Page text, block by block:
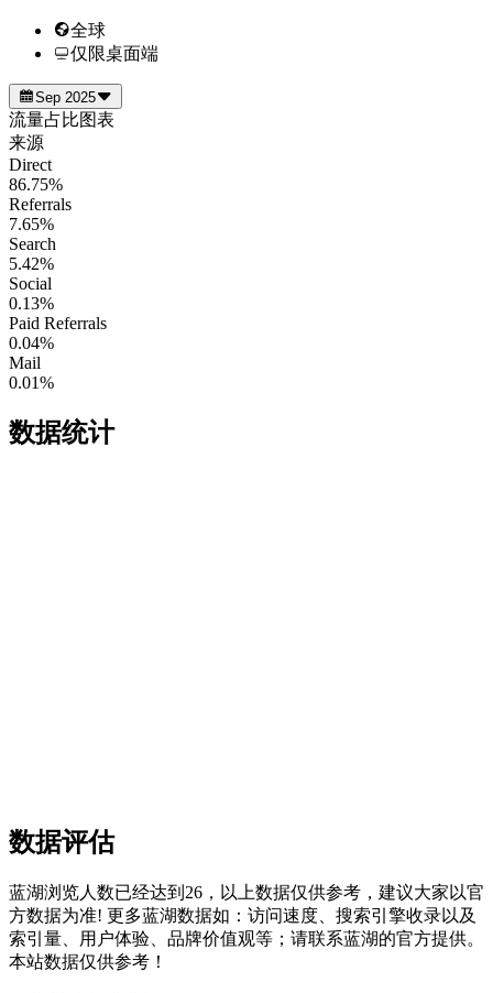
全球
仅限桌面端
Sep 2025
流量占比图表
来源
Direct
86.75%
Referrals
7.65%
Search
5.42%
Social
0.13%
Paid Referrals
0.04%
Mail
0.01%
数据统计
数据评估
蓝湖浏览人数已经达到26，以上数据仅供参考，建议大家以官
方数据为准! 更多蓝湖数据如：访问速度、搜索引擎收录以及
索引量、用户体验、品牌价值观等；请联系蓝湖的官方提供。
本站数据仅供参考！